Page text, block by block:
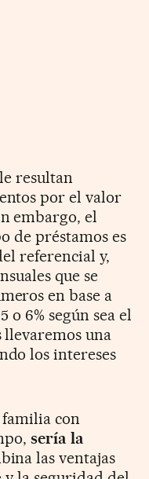
resultan
por el valor
embargo, el
de préstamos es
referencial y,
que se
en base a
6% según sea el
una
los intereses
con
sería la
las ventajas